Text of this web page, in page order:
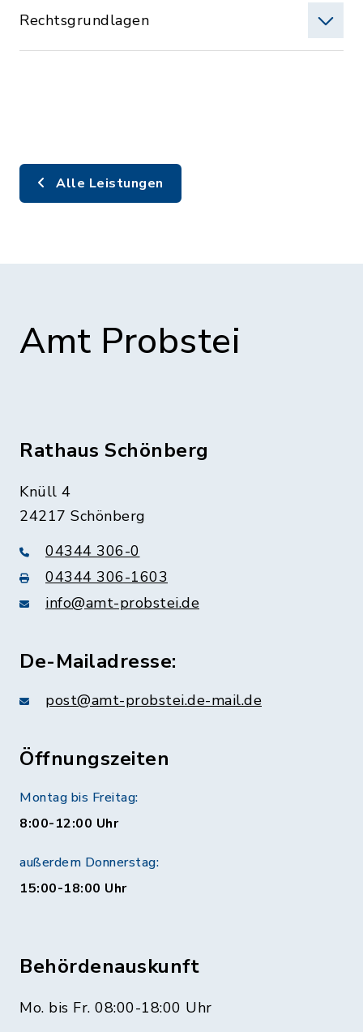
Rechtsgrundlagen
Alle Leistungen
Amt Probstei
Rathaus Schönberg
Knüll 4
24217 Schönberg
04344 306-0
04344 306-1603
info@amt-probstei.de
De-Mailadresse:
post@amt-probstei.de-mail.de
Öffnungszeiten
Montag bis Freitag:
8:00-12:00 Uhr
außerdem Donnerstag:
15:00-18:00 Uhr
Behördenauskunft
Mo. bis Fr. 08:00-18:00 Uhr